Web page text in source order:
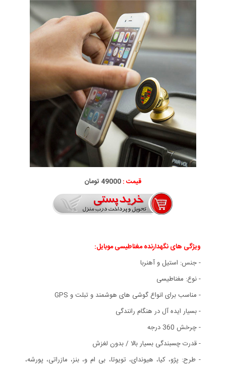
قیمت :49000 تومان
ویژگی های نگهدارنده مغناطیسی موبایل:
- جنس: استیل و آهنربا
- نوع: مغناطیسی
- مناسب برای انواع گوشی های هوشمند و تبلت و GPS
- بسیار ایده آل در هنگام رانندگی
- چرخش 360 درجه
- قدرت چسبندگی بسیار بالا / بدون لغزش
- طرح: پژو، کیا، هیوندای، تویوتا، بی ام و، بنز، مازراتی، پورشه،